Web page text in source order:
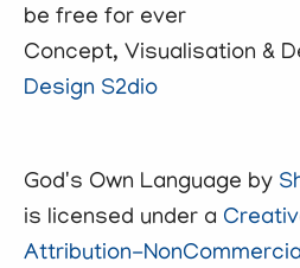
be free for ever
Concept, Visualisation &
Design S2dio
God's Own Language by
is licensed under a
Attribution-